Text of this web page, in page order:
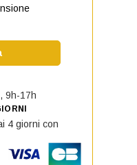
di Paraurti anteriore
quantità di Paraurti
9h-17h
4 giorni con